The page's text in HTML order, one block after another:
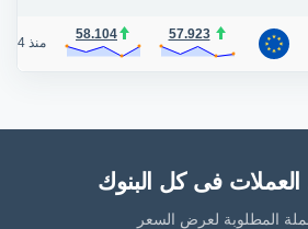
57.923
58.104
منذ 4 أيام
العملات فى كل البنوك
المطلوبة لعرض السعر